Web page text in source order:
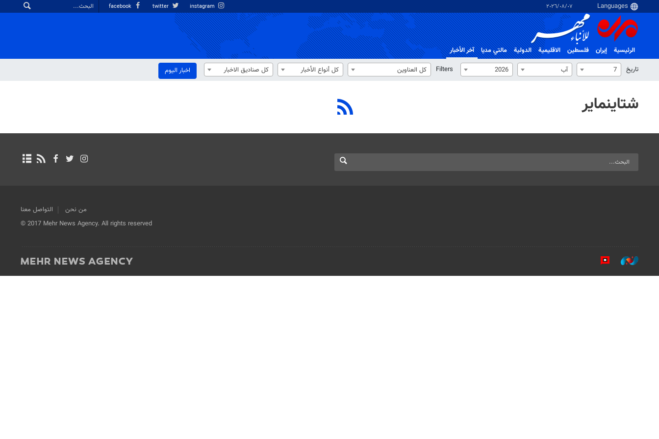
٠٧‏/٠٨‏/٢٠٢٦
الرئيسية إيران فلسطین الاقلیمیة الدولية مالتي مدیا
آخر الأخبار
تاریخ
7 آب 2026
Filters كل العناوين كل أنواع الأخبار كل صناديق الاخبار اخبار الیوم
شتاينماير
من نحن
التواصل معنا
© 2017 Mehr News Agency. All rights reserved